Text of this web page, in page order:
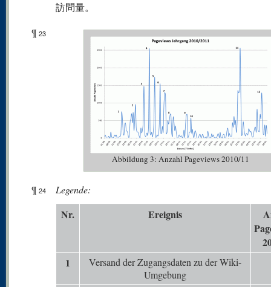
訪問量。
¶ 23
Abbildung 3: Anzahl Pageviews 2010/11
¶ 24 Legende:
Nr. Ereignis
1
Versand der Zugangsdaten zu der Wiki-
Umgebung